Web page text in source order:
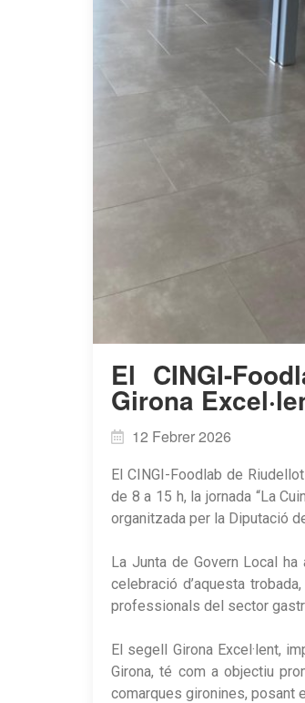
​El CINGI-
Girona
12 Febrer 2026
El CINGI-Foodlab de
de 8 a 15 h, la jornada “La
organitzada per la Diputació
La Junta de Govern Local
celebració d’aquesta
professionals del sector
El segell Girona Excel·lent,
Girona, té com a objectiu
comarques gironines, posant